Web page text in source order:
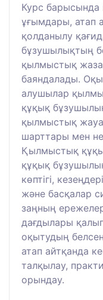
Курс барысында
ұғымдары, атап
қолданылу
бұзушылықтың
қылмыстық
баяндалады.
алушылар
құқық
қылмыстық
шарттары мен
Қылмыстық
құқық
көптігі,
және басқалар
заңның
дағдылары
оқытудың
атап айтқанда
талқылау,
орындау.